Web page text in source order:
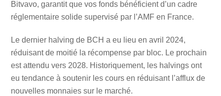
Bitvavo, garantit que vos fonds bénéficient d’un cadre
réglementaire solide supervisé par l’AMF en France.
Le dernier halving de BCH a eu lieu en avril 2024,
réduisant de moitié la récompense par bloc. Le prochain
est attendu vers 2028. Historiquement, les halvings ont
eu tendance à soutenir les cours en réduisant l’afflux de
nouvelles monnaies sur le marché.